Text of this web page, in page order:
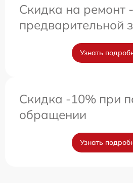
Скидка на ремонт
предварительной
Узнать
Скидка -10% при
обращении
Узнать